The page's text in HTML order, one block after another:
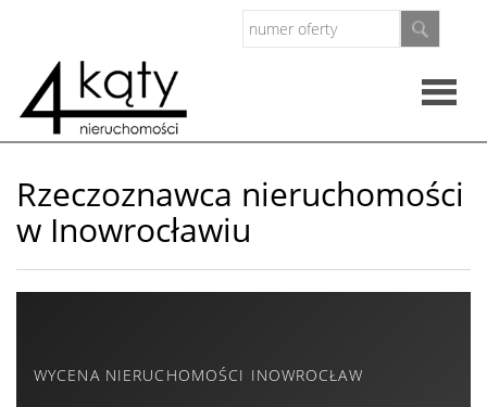
Rzeczoznawca nieruchomości
w Inowrocławiu
WYCENA NIERUCHOMOŚCI INOWROCŁAW